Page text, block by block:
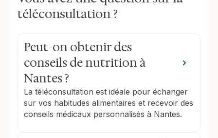
téléconsultation ?
Peut-on obtenir des
conseils de nutrition à
Nantes ?
La téléconsultation est idéale pour échanger
sur vos habitudes alimentaires et recevoir des
conseils médicaux personnalisés à Nantes.